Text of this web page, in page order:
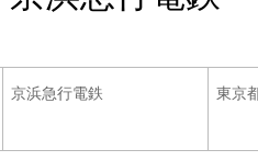
京浜急行電鉄 東京